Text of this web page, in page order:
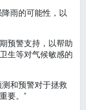
雨的可能性，以
预警支持，以帮助
生等对气候敏感的
和预警对于拯救
要。”